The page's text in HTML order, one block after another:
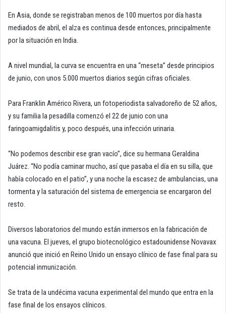
En Asia, donde se registraban menos de 100 muertos por día hasta
mediados de abril, el alza es continua desde entonces, principalmente
por la situación en India.
A nivel mundial, la curva se encuentra en una “meseta” desde principios
de junio, con unos 5.000 muertos diarios según cifras oficiales.
Para Franklin Américo Rivera, un fotoperiodista salvadoreño de 52 años,
y su familia la pesadilla comenzó el 22 de junio con una
faringoamigdalitis y, poco después, una infección urinaria.
“No podemos describir ese gran vacío”, dice su hermana Geraldina
Juárez. “No podía caminar mucho, así que pasaba el día en su silla, que
había colocado en el patio”, y una noche la escasez de ambulancias, una
tormenta y la saturación del sistema de emergencia se encargaron del
resto.
Diversos laboratorios del mundo están inmersos en la fabricación de
una vacuna. El jueves, el grupo biotecnológico estadounidense Novavax
anunció que inició en Reino Unido un ensayo clínico de fase final para su
potencial inmunización.
Se trata de la undécima vacuna experimental del mundo que entra en la
fase final de los ensayos clínicos.